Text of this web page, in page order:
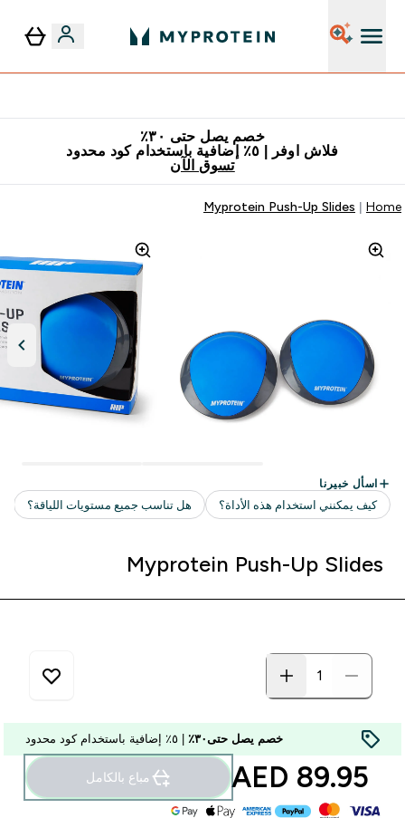
خصم يصل حتى ٣٠٪
فلاش اوفر | ٥٪ إضافية باستخدام كود محدود
تسوق الآن
Home
Myprotein Push-Up Slides
Myprotein Push-Up Slides
خصم يصل حتى٣٠٪
89.95 AED‎ مباع بالكامل